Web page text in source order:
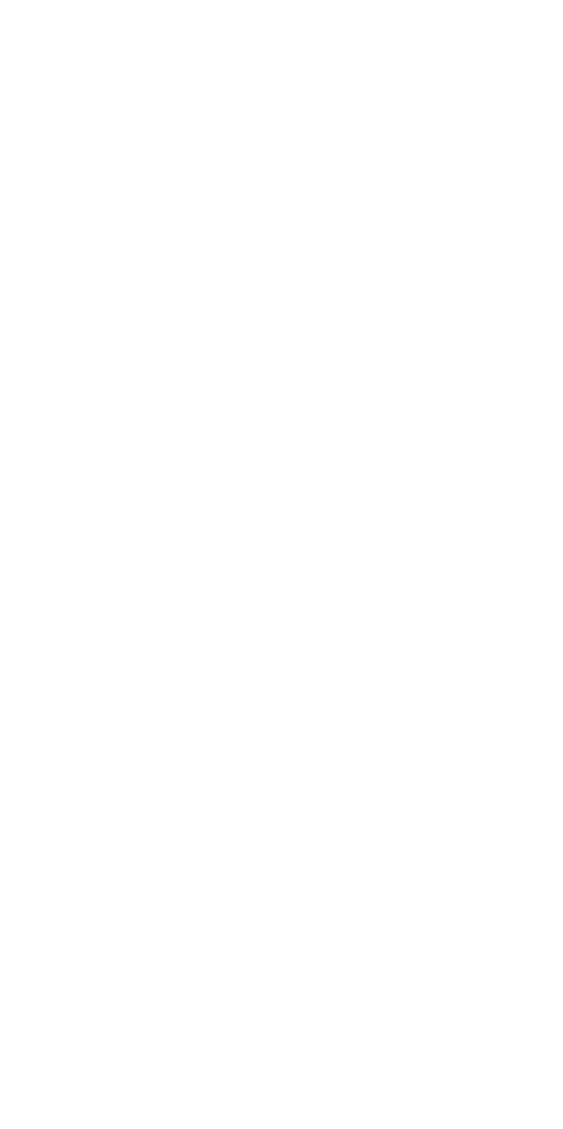
často stávalo, že nám ledy prostě nedali a museli jsme čekat. V okolí hotelu jsou bary, obchody a různé stánky.